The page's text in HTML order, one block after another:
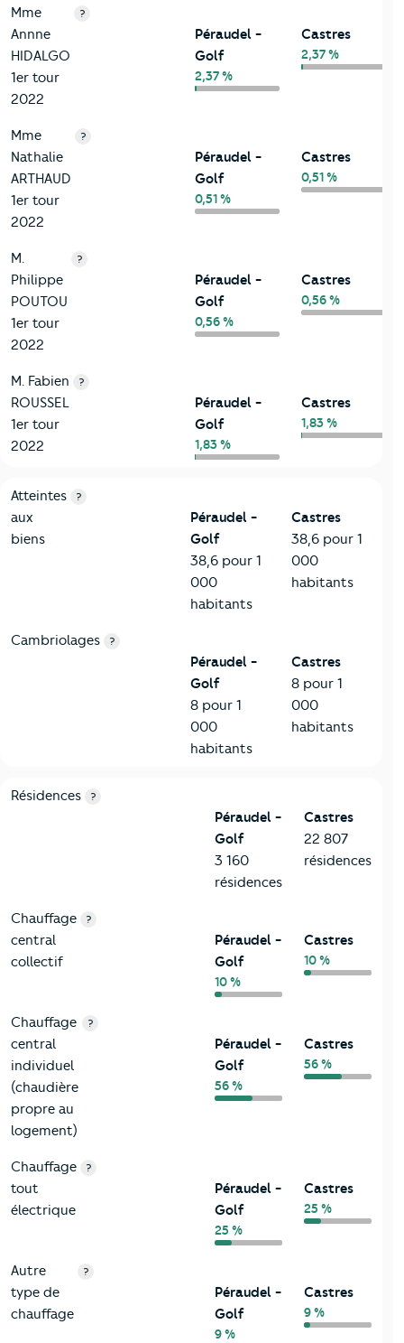
Mme
Annne
HIDALGO
1er tour
2022
?
Péraudel -
Golf
2,37 %
Castres
2,37 %
Mme
Nathalie
ARTHAUD
1er tour
2022
?
Péraudel -
Golf
0,51 %
Castres
0,51 %
M.
Philippe
POUTOU
1er tour
2022
?
Péraudel -
Golf
0,56 %
Castres
0,56 %
M. Fabien
ROUSSEL
1er tour
2022
?
Péraudel -
Golf
1,83 %
Castres
1,83 %
7-Sécurité
Critères
Atteintes
aux
biens
?
Péraudel -
Golf
38,6 pour 1
000
habitants
Castres
38,6 pour 1
000
habitants
Cambriolages ?
Péraudel -
Golf
8 pour 1
000
habitants
Castres
8 pour 1
000
habitants
8-Chauffage
Critères Péraudel - Golf
Résidences ?
Péraudel -
Golf
3 160
résidences
Castres
22 807
résidences
Chauffage
central
collectif
?
Péraudel -
Golf
10 %
Castres
10 %
Chauffage
central
individuel
(chaudière
propre au
logement)
?
Péraudel -
Golf
56 %
Castres
56 %
Chauffage
tout
électrique
?
Péraudel -
Golf
25 %
Castres
25 %
Autre
type de
chauffage
?
Péraudel -
Golf
9 %
Castres
9 %